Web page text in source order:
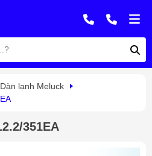
Dàn lạnh Meluck
351EA